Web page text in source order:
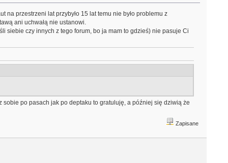
na przestrzeni lat przybyło 15 lat temu nie było problemu z
ani uchwałą nie ustanowi.
siebie czy innych z tego forum, bo ja mam to gdzieś) nie pasuje Ci
sobie po pasach jak po deptaku to gratuluję, a później się dziwią że
Zapisane